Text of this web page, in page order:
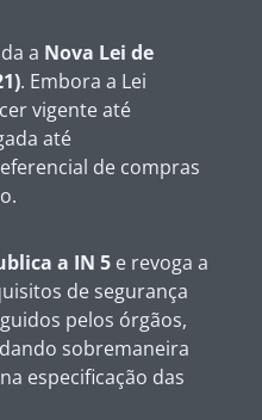
a Nova Lei de
. Embora a Lei
vigente até
até
de compras
a IN 5 e revoga a
de segurança
pelos órgãos,
sobremaneira
especificação das